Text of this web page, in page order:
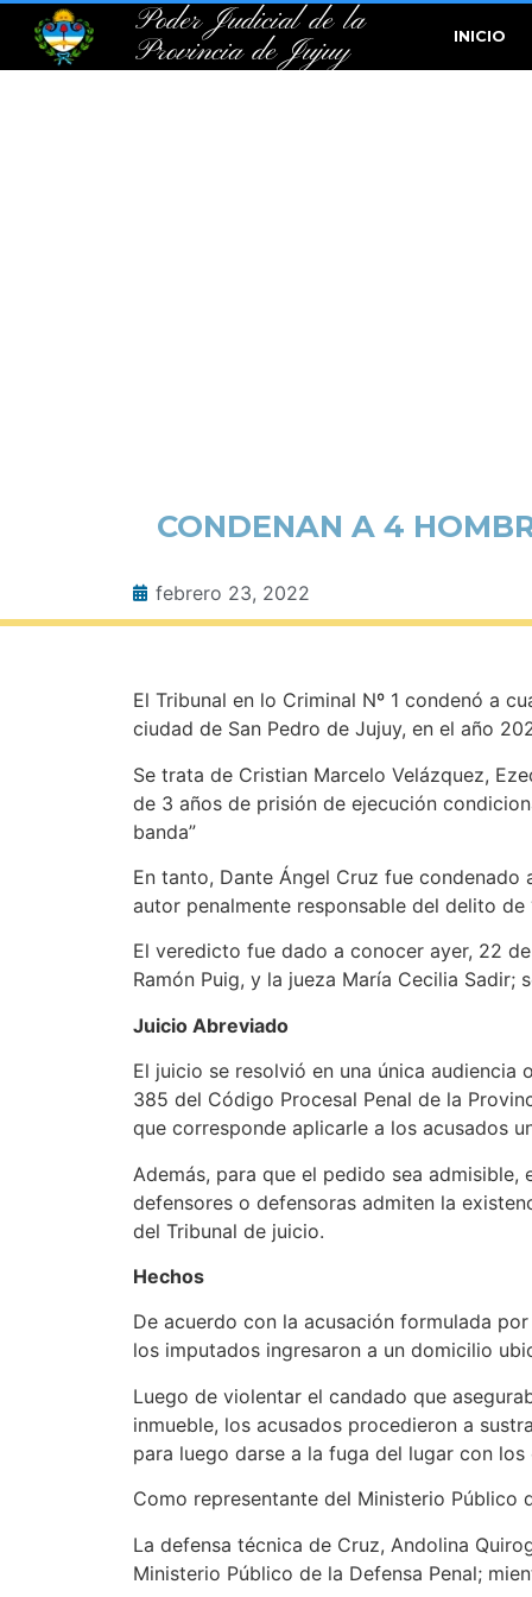
Poder Judicial de la
Provincia de Jujuy
INICIO
CONDENAN A 4
febrero 23, 2022
El Tribunal en lo Criminal Nº 1 condenó a
ciudad de San Pedro de Jujuy, en el año
Se trata de Cristian Marcelo Velázquez,
de 3 años de prisión de ejecución
banda”
En tanto, Dante Ángel Cruz fue
autor penalmente responsable del delito
El veredicto fue dado a conocer ayer, 22
Ramón Puig, y la jueza María Cecilia
Juicio Abreviado
El juicio se resolvió en una única
385 del Código Procesal Penal de la
que corresponde aplicarle a los acusados
Además, para que el pedido sea
defensores o defensoras admiten la
del Tribunal de juicio.
Hechos
De acuerdo con la acusación formulada
los imputados ingresaron a un domicilio
Luego de violentar el candado que
inmueble, los acusados procedieron a
para luego darse a la fuga del lugar con
Como representante del Ministerio Público
La defensa técnica de Cruz, Andolina
Ministerio Público de la Defensa Penal;